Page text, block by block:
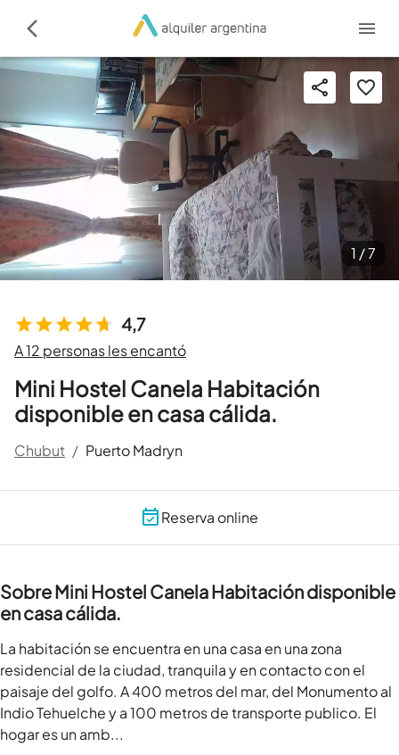
4,7
A 12 personas les encantó
Mini Hostel Canela Habitación
disponible en casa cálida.
Chubut / Puerto Madryn
1 /7
Reserva online
Sobre Mini Hostel Canela Habitación disponible
en casa cálida.
La habitación se encuentra en una casa en una zona
residencial de la ciudad, tranquila y en contacto con el
paisaje del golfo. A 400 metros del mar, del Monumento al
Indio Tehuelche y a 100 metros de transporte publico. El
hogar es un amb...